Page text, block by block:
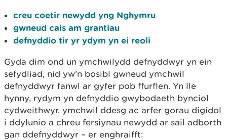
creu coetir newydd yng Nghymru
gwneud cais am grantiau
defnyddio tir yr ydym yn ei reoli
Gyda dim ond un ymchwilydd defnyddwyr yn ein
sefydliad, nid yw’n bosibl gwneud ymchwil
defnyddwyr fanwl ar gyfer pob ffurflen. Yn lle
hynny, rydym yn defnyddio gwybodaeth bynciol
cydweithwyr, ymchwil ddesg ac arfer gorau digidol
i ddylunio a chreu fersiynau newydd ar sail adborth
gan ddefnyddwyr – er enghraifft: